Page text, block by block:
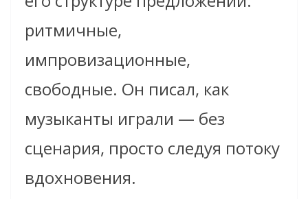
ритмичные,
импровизационные,
свободные. Он писал, как
музыканты играли — без
сценария, просто следуя потоку
вдохновения.